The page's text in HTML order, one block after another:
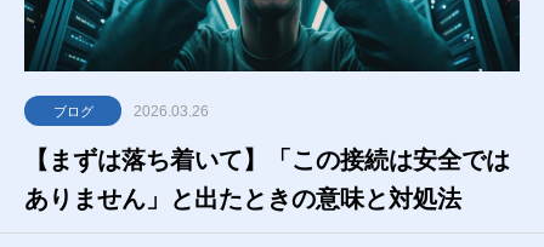
ブログ 2026.03.26
【まずは落ち着いて】「この接続は安全では
ありません」と出たときの意味と対処法